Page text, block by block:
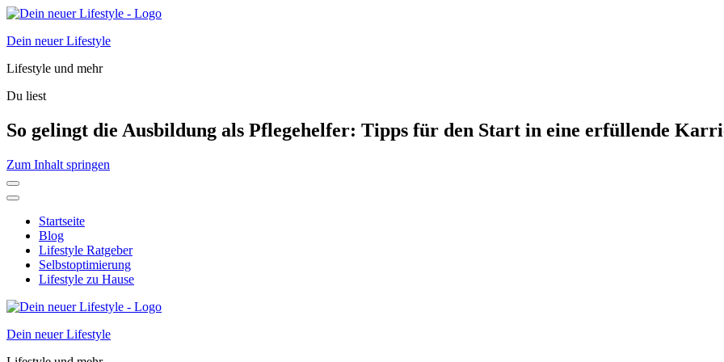
Dein neuer Lifestyle
Lifestyle und mehr
Du liest
So gelingt die Ausbildung als Pflegehelfer: Tipps für den Start in eine erfüllende
Zum Inhalt springen
Startseite
Blog
Lifestyle Ratgeber
Selbstoptimierung
Lifestyle zu Hause
Dein neuer Lifestyle